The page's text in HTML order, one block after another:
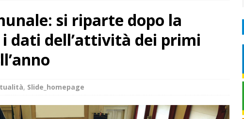
si riparte dopo la
dati dell’attività dei primi
, Slide_homepage